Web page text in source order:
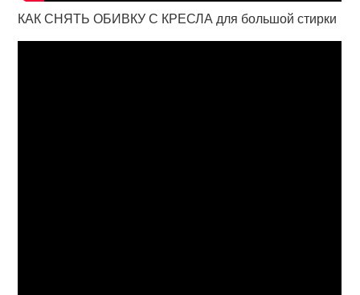
КАК СНЯТЬ ОБИВКУ С КРЕСЛА для большой стирки